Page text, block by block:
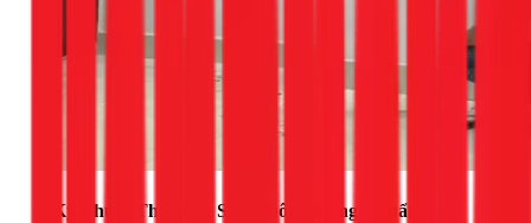
3. Kỹ Thuật Thi Công Sơn Không Đúng Chuẩn